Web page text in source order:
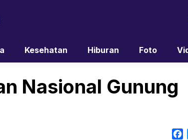
Kesehatan Hiburan Foto
Nasional Gunung